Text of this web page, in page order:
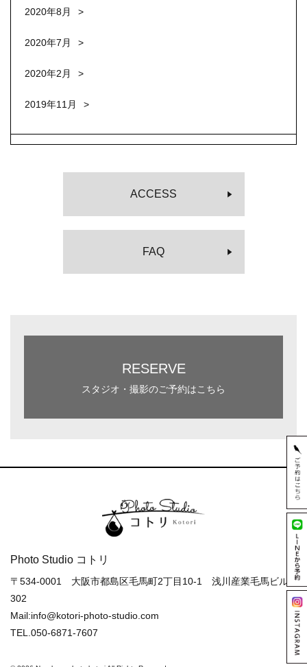
2020年8月
2020年7月
2020年2月
2019年11月
ACCESS
FAQ
RESERVE
スタジオ・撮影のご予約はこちら
Photo Studio コトリ
〒534-0001 大阪市都島区毛馬町2丁目10-1 浅川産業毛馬ビル
302
Mail:info@kotori-photo-studio.com
TEL.050-6871-7607